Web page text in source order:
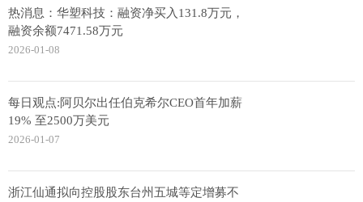
热消息：华塑科技：融资净买入131.8万元，
融资余额7471.58万元
2026-01-08
每日观点:阿贝尔出任伯克希尔CEO首年加薪
19% 至2500万美元
2026-01-07
浙江仙通拟向控股股东台州五城等定增募不